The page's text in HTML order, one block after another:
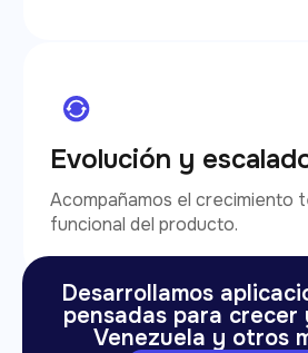
Evolución y
Acompañamos el crecimiento
funcional del producto.
Desarrollamos
pensadas para crecer
Venezuela y otros